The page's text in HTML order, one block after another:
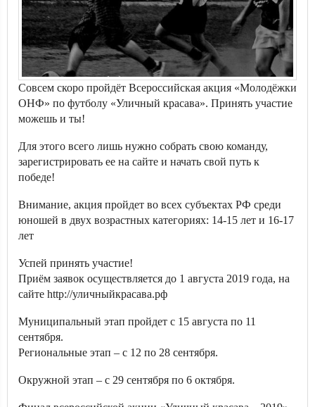
Совсем скоро пройдёт Всероссийская акция «Молодёжки
ОНФ» по футболу «Уличный красава». Принять участие
можешь и ты!
Для этого всего лишь нужно собрать свою команду,
зарегистрировать ее на сайте и начать свой путь к
победе!
Внимание, акция пройдет во всех субъектах РФ среди
юношей в двух возрастных категориях: 14-15 лет и 16-17
лет
Успей принять участие!
Приём заявок осуществляется до 1 августа 2019 года, на
сайте http://уличныйкрасава.рф
Муниципальный этап пройдет с 15 августа по 11
сентября.
Региональные этап – с 12 по 28 сентября.
Окружной этап – с 29 сентября по 6 октября.